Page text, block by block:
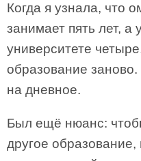
Когда я узнала, что
занимает пять лет, а
университете
образование
на дневное.
Был ещё нюанс:
другое